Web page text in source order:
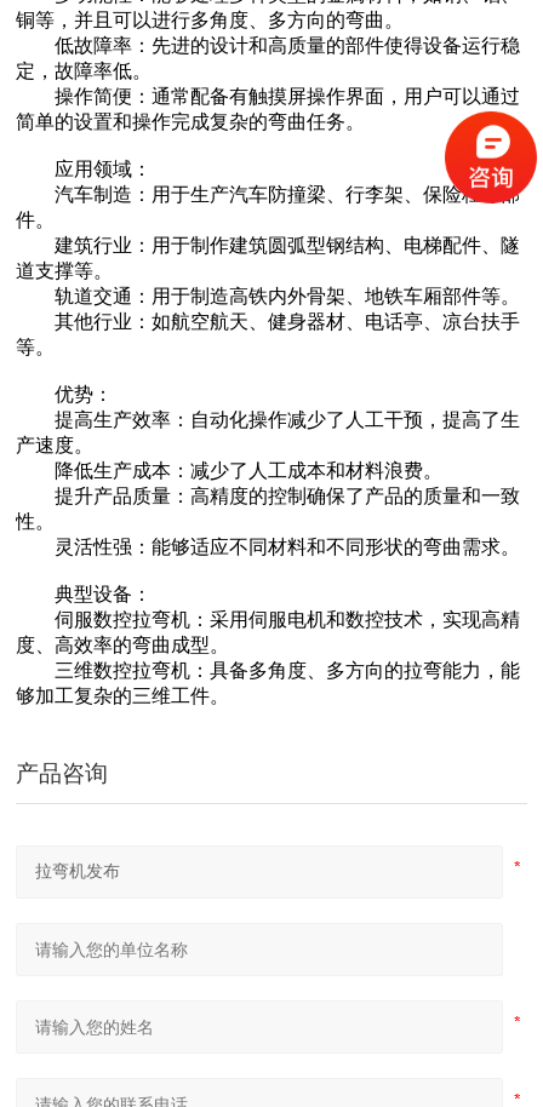
四辊卷板机生产厂家 20年新四轴卷圆机报价
大型卷板机厂家供应 四辊液压卷板设备
隧道桥梁拱架弯拱机 液压对称式弯曲机
铜等，并且可以进行多角度、多方向的弯曲。
低故障率：先进的设计和高质量的部件使得设备运行稳
定，故障率低。
操作简便：通常配备有触摸屏操作界面，用户可以通过
简单的设置和操作完成复杂的弯曲任务。
应用领域：
汽车制造：用于生产汽车防撞梁、行李架、保险杠等部
件。
建筑行业：用于制作建筑圆弧型钢结构、电梯配件、隧
道支撑等。
轨道交通：用于制造高铁内外骨架、地铁车厢部件等。
其他行业：如航空航天、健身器材、电话亭、凉台扶手
等。
优势：
提高生产效率：自动化操作减少了人工干预，提高了生
产速度。
降低生产成本：减少了人工成本和材料浪费。
提升产品质量：高精度的控制确保了产品的质量和一致
性。
灵活性强：能够适应不同材料和不同形状的弯曲需求。
典型设备：
伺服数控拉弯机：采用伺服电机和数控技术，实现高精
度、高效率的弯曲成型。
三维数控拉弯机：具备多角度、多方向的拉弯能力，能
够加工复杂的三维工件。
产品咨询